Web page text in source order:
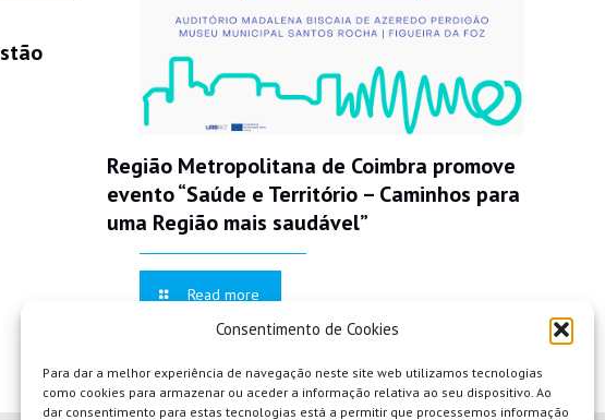
Consentimento de Cookies
Para dar a melhor experiência de navegação neste site web utilizamos tecnologias
como cookies para armazenar ou aceder a informação relativa ao seu dispositivo. Ao
dar consentimento para estas tecnologias está a permitir que processemos informação
Região Metropolitana de Coimbra promove
evento “Saúde e Território – Caminhos para
uma Região mais saudável”
Read more